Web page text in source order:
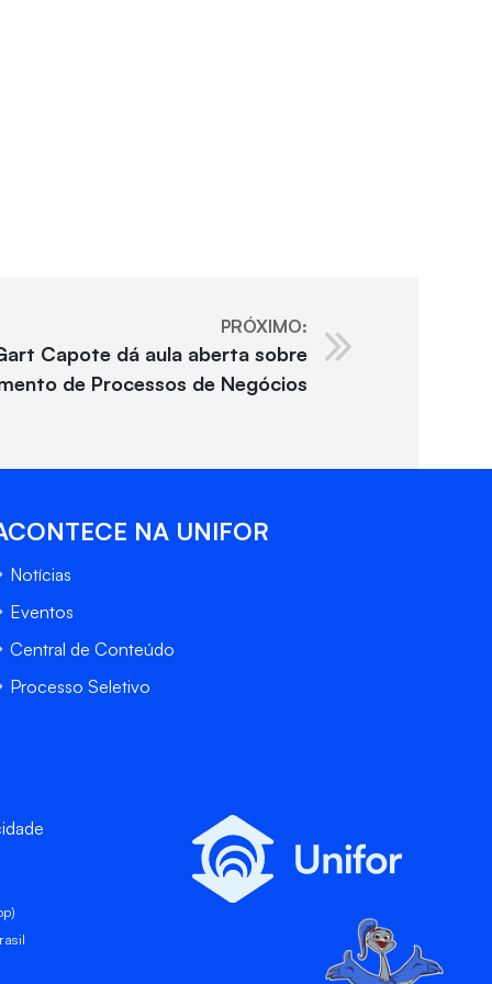
PRÓXIMO:
Capote dá aula aberta sobre
de Processos de Negócios
NA UNIFOR
Notícias
Eventos
Central de Conteúdo
Processo Seletivo